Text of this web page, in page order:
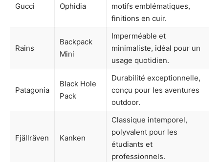
Gucci Ophidia
motifs emblématiques,
finitions en cuir.
Rains
Backpack
Mini
Imperméable et
minimaliste, idéal pour un
usage quotidien.
Patagonia
Black Hole
Pack
Durabilité exceptionnelle,
conçu pour les aventures
outdoor.
Fjällräven Kanken
Classique intemporel,
polyvalent pour les
étudiants et
professionnels.